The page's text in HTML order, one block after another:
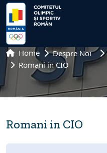
Home Despre Noi
Romani in CIO
Romani in CIO